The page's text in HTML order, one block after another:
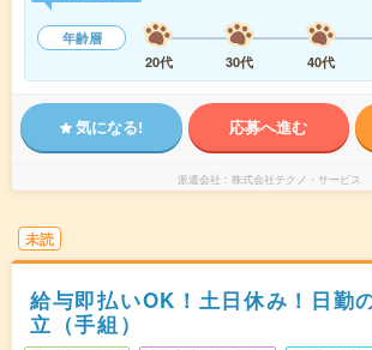
年齢層
20代
30代 40代
気になる! 応募へ進む
派遣会社 株式会社テクノ・サービス
未読
給与即払いOK！土日休み！日勤
立（手組）